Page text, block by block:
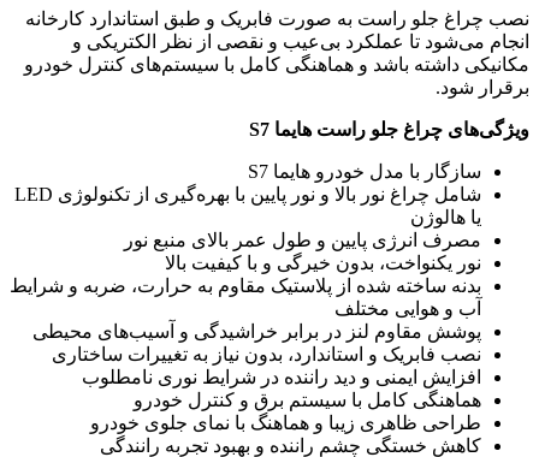
نصب چراغ جلو راست به صورت فابریک و طبق استاندارد کارخانه
انجام می‌شود تا عملکرد بی‌عیب و نقصی از نظر الکتریکی و
مکانیکی داشته باشد و هماهنگی کامل با سیستم‌های کنترل خودرو
برقرار شود.
ویژگی‌های چراغ جلو راست هایما S7
سازگار با مدل خودرو هایما S7
شامل چراغ نور بالا و نور پایین با بهره‌گیری از تکنولوژی LED
یا هالوژن
مصرف انرژی پایین و طول عمر بالای منبع نور
نور یکنواخت، بدون خیرگی و با کیفیت بالا
بدنه ساخته شده از پلاستیک مقاوم به حرارت، ضربه و شرایط
آب و هوایی مختلف
پوشش مقاوم لنز در برابر خراشیدگی و آسیب‌های محیطی
نصب فابریک و استاندارد، بدون نیاز به تغییرات ساختاری
افزایش ایمنی و دید راننده در شرایط نوری نامطلوب
هماهنگی کامل با سیستم برق و کنترل خودرو
طراحی ظاهری زیبا و هماهنگ با نمای جلوی خودرو
کاهش خستگی چشم راننده و بهبود تجربه رانندگی